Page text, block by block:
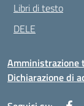
Libri di testo
DELE
Amministrazione
Dichiarazione di